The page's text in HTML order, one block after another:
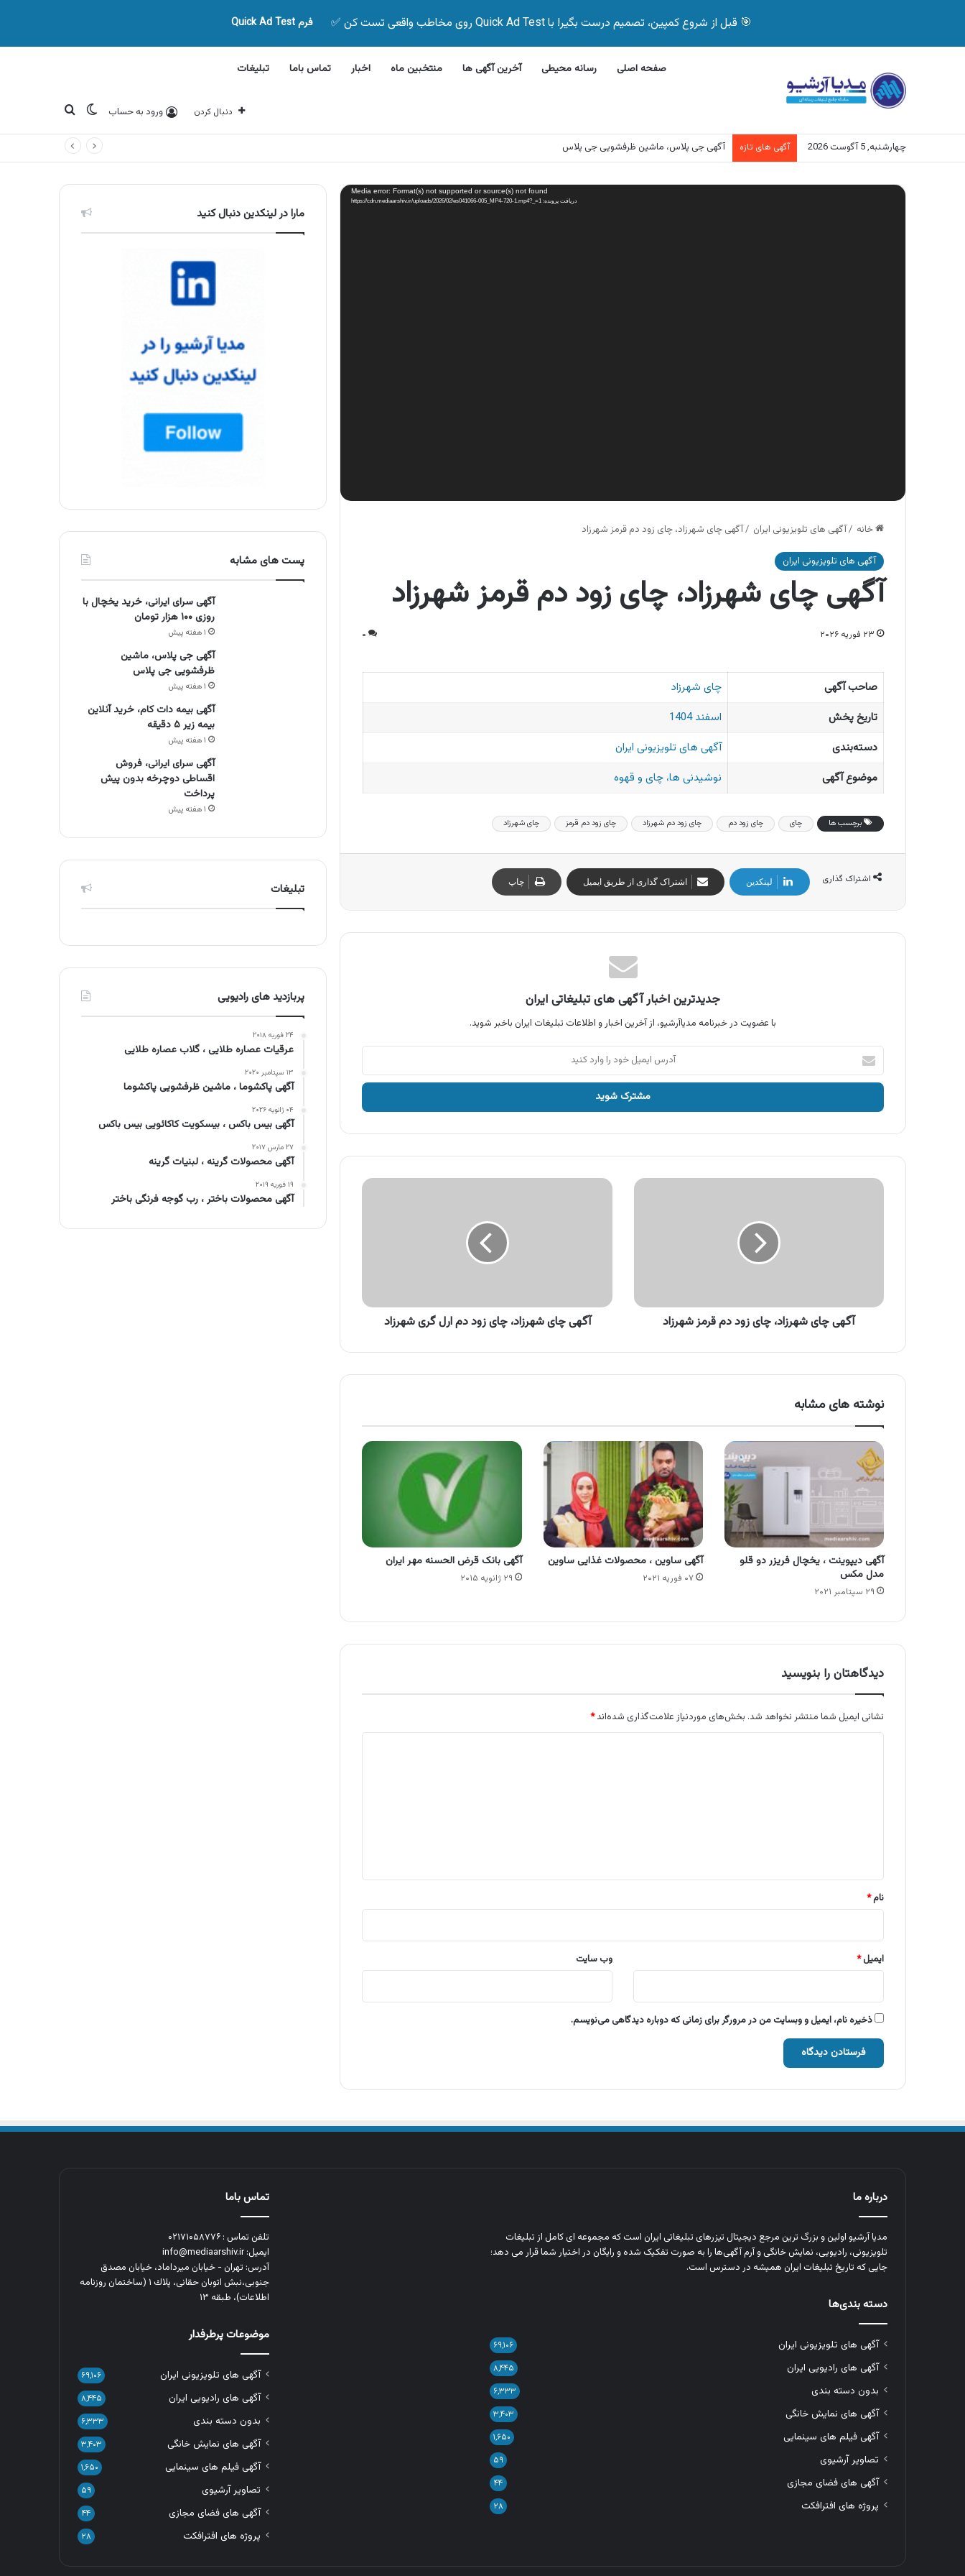
🎯 قبل از شروع کمپین، تصمیم درست بگیر! با Quick Ad Test روی مخاطب واقعی تست کن ✅ فرم Quick Ad Test
صفحه اصلی رسانه محیطی آخرین آگهی ها منتخبین ماه اخبار تماس باما تبلیغات
دنبال کردن ورود به حساب تغییر پوسته
جستجو برای
چهارشنبه, 5 آگوست 2026 آگهی های تازه آگهی جی پلاس، ماشین ظرفشویی جی پلاس
نمایشگر
ویدیو Media error: Format(s) not supported or source(s) not found
دریافت پرونده: https://cdn.mediaarshiv.ir/uploads/2026/02/es041066-005_MP4-720-1.mp4?_=1
خانه /آگهی های تلویزیونی ایران /آگهی چای شهرزاد، چای زود دم قرمز شهرزاد
آگهی های تلویزیونی ایران
آگهی چای شهرزاد، چای زود دم قرمز شهرزاد
۲۳ فوریه ۲۰۲۶ ۰
صاحب آگهی
چای شهرزاد
تاریخ پخش
اسفند 1404
دسته‌بندی
آگهی های تلویزیونی ایران
موضوع آگهی
نوشیدنی ها، چای و قهوه
برچسب ها چای چای زود دم چای زود دم شهرزاد چای زود دم قرمز چای شهرزاد
اشتراک گذاری لینکدین اشتراک گذاری از طریق ایمیل چاپ
جدیدترین اخبار آگهی های تبلیغاتی ایران
با عضویت در خبرنامه مدیاآرشیو، از آخرین اخبار و اطلاعات تبلیغات ایران باخبر شوید.
آدرس
ایمیل
خود
وارد
آگهی
آگهی چای شهرزاد، چای زود دم قرمز شهرزاد
آگهی
شهرزاد
آگهی چای شهرزاد، چای زود دم ارل گری شهرزاد
نوشته های مشابه
آگهی دیپوینت ، یخچال فریزر دو قلو
مدل مکس
۲۹ سپتامبر ۲۰۲۱
آگهی ساوین ، محصولات غذایی ساوین
۰۷ فوریه ۲۰۲۱
آگهی بانک قرض الحسنه مهر ایران
۲۹ ژانویه ۲۰۱۵
دیدگاهتان را بنویسید
نشانی ایمیل شما منتشر نخواهد شد. بخش‌های موردنیاز علامت‌گذاری شده‌اند*
نام*
ایمیل* وب‌ سایت
ذخیره نام، ایمیل و وبسایت من در مرورگر برای زمانی که دوباره دیدگاهی می‌نویسم.
مارا در لینکدین دنبال کنید
پست های مشابه
آگهی سرای ایرانی، خرید یخچال با
روزی ۱۰۰ هزار تومان
۱ هفته پیش
آگهی جی پلاس، ماشین
ظرفشویی جی پلاس
۱ هفته پیش
آگهی بیمه دات کام، خرید آنلاین
بیمه زیر ۵ دقیقه
۱ هفته پیش
آگهی سرای ایرانی، فروش
اقساطی دوچرخه بدون پیش
پرداخت
۱ هفته پیش
تبلیغات
پربازدید های رادیویی
۲۴ فوریه ۲۰۱۸
عرقیات عصاره طلایی ، گلاب عصاره طلایی
۱۳ سپتامبر ۲۰۲۰
آگهی پاکشوما ، ماشین ظرفشویی پاکشوما
۰۴ ژانویه ۲۰۲۶
آگهی بیس باکس ، بیسکویت کاکائویی بیس باکس
۲۷ مارس ۲۰۱۷
آگهی محصولات گرینه ، لبنیات گرینه
۱۹ فوریه ۲۰۱۹
آگهی محصولات باختر ، رب گوجه فرنگی باختر
درباره ما
مدیا آرشیو اولین و بزرگ‌ ترین مرجع دیجیتال تیزرهای تبلیغاتی ایران است که مجموعه‌ ای کامل از تبلیغات
تلویزیونی، رادیویی، نمایش خانگی و آرم‌ آگهی‌ها را به‌ صورت تفکیک‌ شده و رایگان در اختیار شما قرار می‌ دهد؛
جایی که تاریخ تبلیغات ایران همیشه در دسترس است.
دسته بندی‌ها
آگهی های تلویزیونی ایران ۶۹,۱۰۶
آگهی های رادیویی ایران ۸,۴۴۵
بدون دسته بندی ۶,۳۳۳
آگهی های نمایش خانگی ۳,۴۰۳
آگهی فیلم های سینمایی ۱,۶۵۰
تصاویر آرشیوی ۵۹
آگهی های فضای مجازی ۴۴
پروژه های افترافکت ۲۸
تماس باما
تلفن تماس : ۰۲۱۷۱۰۵۸۷۷۶
ایمیل: info@mediaarshiv.ir
آدرس: تهران - خیابان میرداماد، خیابان مصدق
جنوبی،نبش اتوبان حقانی، پلاك ١ (ساختمان روزنامه
اطلاعات)، طبقه ۱۳
موضوعات پرطرفدار
آگهی های تلویزیونی ایران ۶۹,۱۰۶
آگهی های رادیویی ایران ۸,۴۴۵
بدون دسته بندی ۶,۳۳۳
آگهی های نمایش خانگی ۳,۴۰۳
آگهی فیلم های سینمایی ۱,۶۵۰
تصاویر آرشیوی ۵۹
آگهی های فضای مجازی ۴۴
پروژه های افترافکت ۲۸